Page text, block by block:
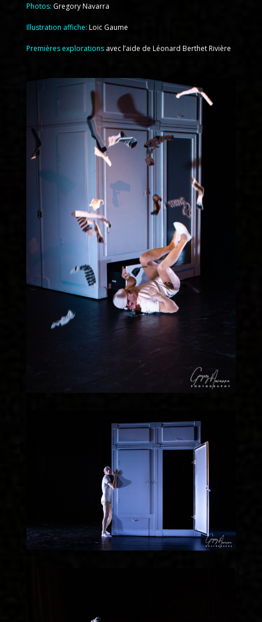
Photos: Gregory Navarra
Illustration affiche: Loic Gaume
Premières explorations avec l’aide de Léonard Berthet Rivière